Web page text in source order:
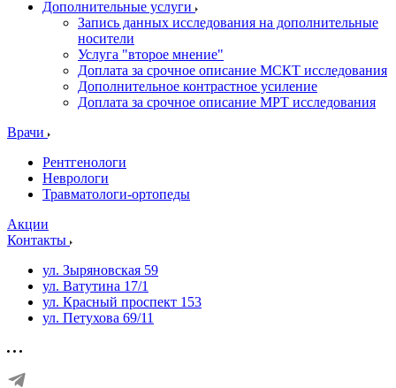
Дополнительные услуги
Запись данных исследования на дополнительные
носители
Услуга "второе мнение"
Доплата за срочное описание МСКТ исследования
Дополнительное контрастное усиление
Доплата за срочное описание МРТ исследования
Врачи
Рентгенологи
Неврологи
Травматологи-ортопеды
Акции
Контакты
ул. Зыряновская 59
ул. Ватутина 17/1
ул. Красный проспект 153
ул. Петухова 69/11